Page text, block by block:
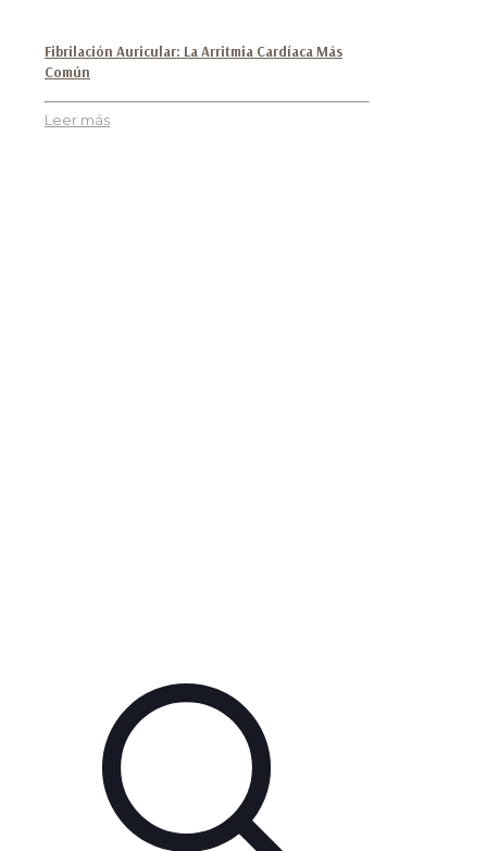
Fibrilación Auricular: La Arritmia Cardíaca Más
Común
Leer más